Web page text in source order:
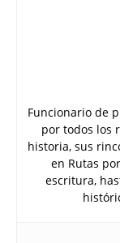
Funcionario de
por todos los
historia, sus
en Rutas
escritura,